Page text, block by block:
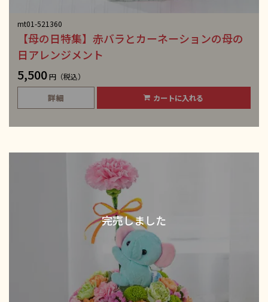
mt01-521360
【母の日特集】赤バラとカーネーションの母の
日アレンジメント
5,500円（税込）
詳細 カートに入れる